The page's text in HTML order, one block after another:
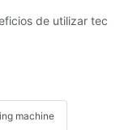
de teléfonos en el
de utilizar
machine